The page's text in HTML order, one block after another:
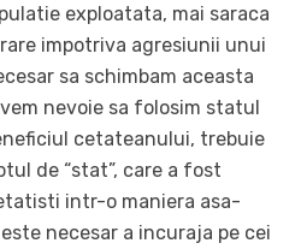
exploatata, mai saraca
impotriva agresiunii unui
sa schimbam aceasta
nevoie sa folosim statul
cetateanului, trebuie
de “stat”, care a fost
intr-o maniera asa-
necesar a incuraja pe cei